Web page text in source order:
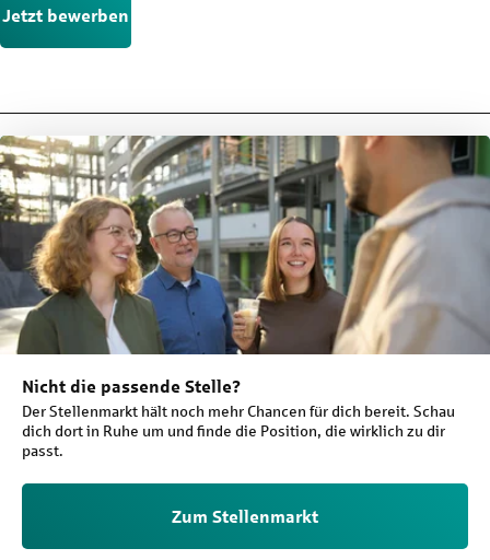
Jetzt bewerben
Nicht die passende Stelle?
Der Stellenmarkt hält noch mehr Chancen für dich bereit. Schau
dich dort in Ruhe um und finde die Position, die wirklich zu dir
passt.
Zum Stellenmarkt